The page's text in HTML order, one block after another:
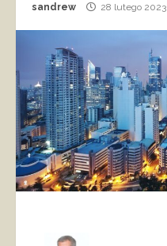
sandrew 28 lutego 2023